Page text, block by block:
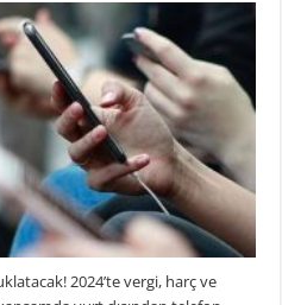
2024’te vergi, harç ve